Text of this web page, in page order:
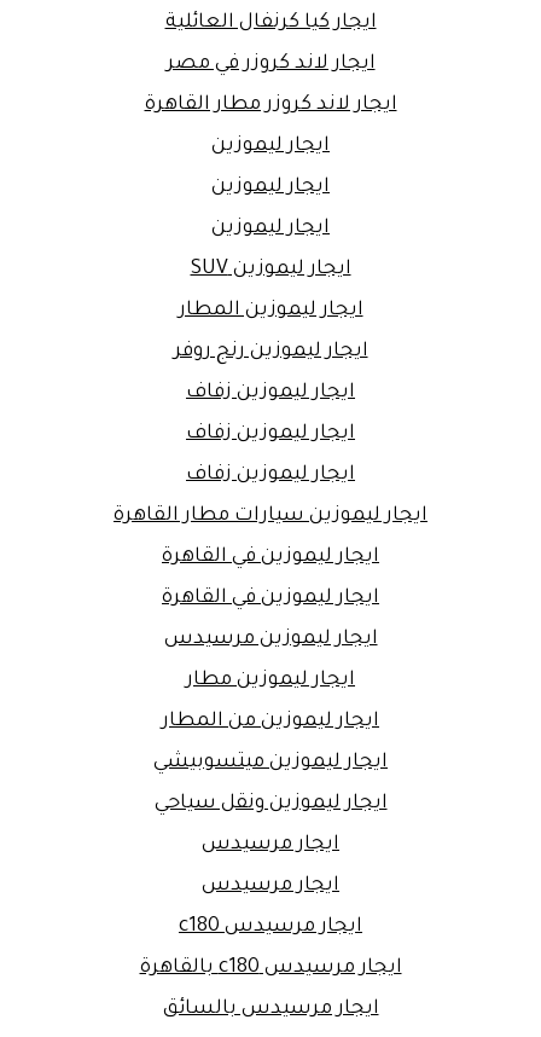
ايجار كيا كرنفال العائلية
ايجار لاند كروزر في مصر
ايجار لاند كروزر مطار القاهرة
ايجار ليموزين
ايجار ليموزين
ايجار ليموزين
ايجار ليموزين SUV
ايجار ليموزين المطار
ايجار ليموزين رنج روفر
ايجار ليموزين زفاف
ايجار ليموزين زفاف
ايجار ليموزين زفاف
ايجار ليموزين سيارات مطار القاهرة
ايجار ليموزين في القاهرة
ايجار ليموزين في القاهرة
ايجار ليموزين مرسيدس
ايجار ليموزين مطار
ايجار ليموزين من المطار
ايجار ليموزين ميتسوبيشي
ايجار ليموزين ونقل سياحي
ايجار مرسيدس
ايجار مرسيدس
ايجار مرسيدس c180
ايجار مرسيدس c180 بالقاهرة
ايجار مرسيدس بالسائق